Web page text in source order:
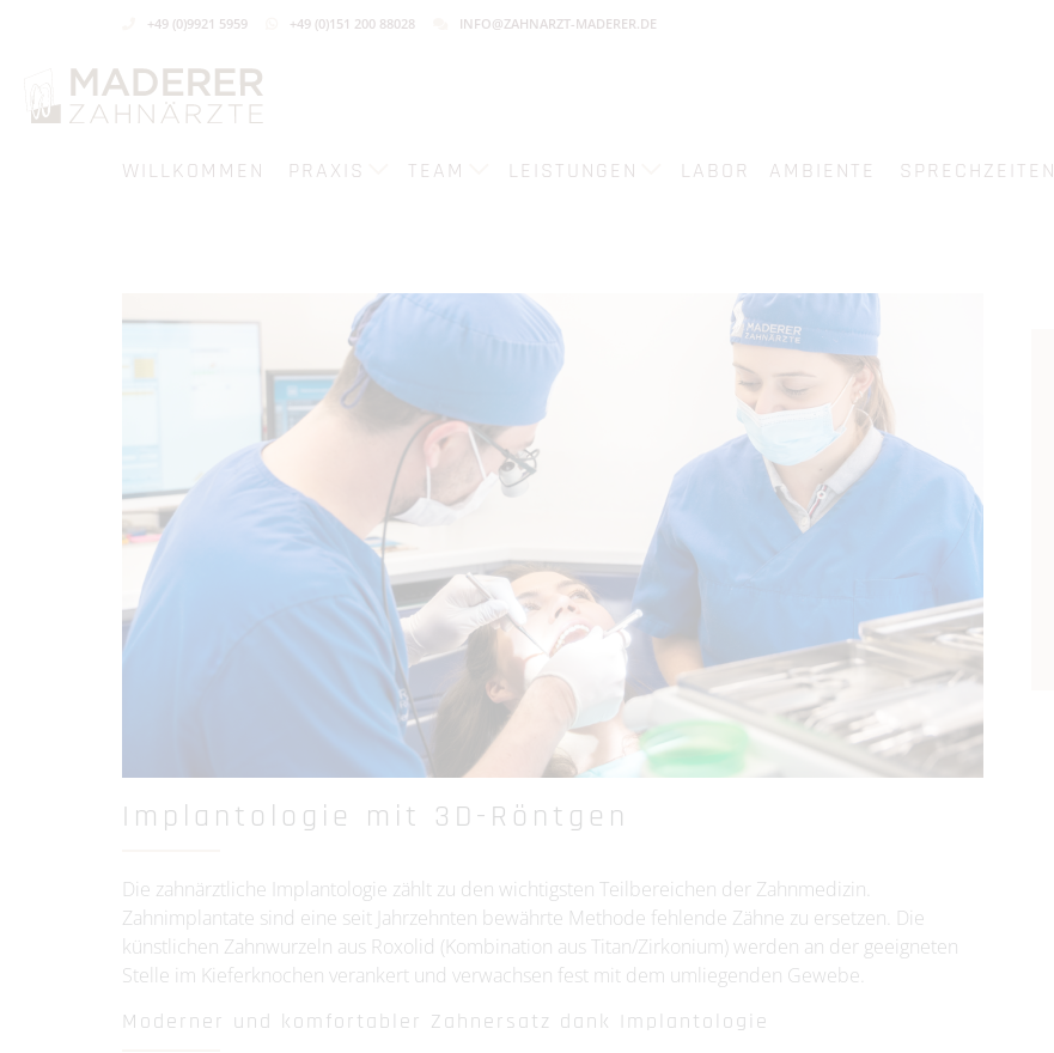
+49 (0)9921 5959 +49 (0)151 200 88028 INFO@ZAHNARZT-MADERER.DE
WILLKOMMEN PRAXIS TEAM LEISTUNGEN LABOR AMBIENTE SPRECHZEITEN
Implantologie mit 3D-Röntgen
Die zahnärztliche Implantologie zählt zu den wichtigsten Teilbereichen der Zahnmedizin.
Zahnimplantate sind eine seit Jahrzehnten bewährte Methode fehlende Zähne zu ersetzen. Die
künstlichen Zahnwurzeln aus Roxolid (Kombination aus Titan/Zirkonium) werden an der geeigneten
Stelle im Kieferknochen verankert und verwachsen fest mit dem umliegenden Gewebe.
Moderner und komfortabler Zahnersatz dank Implantologie